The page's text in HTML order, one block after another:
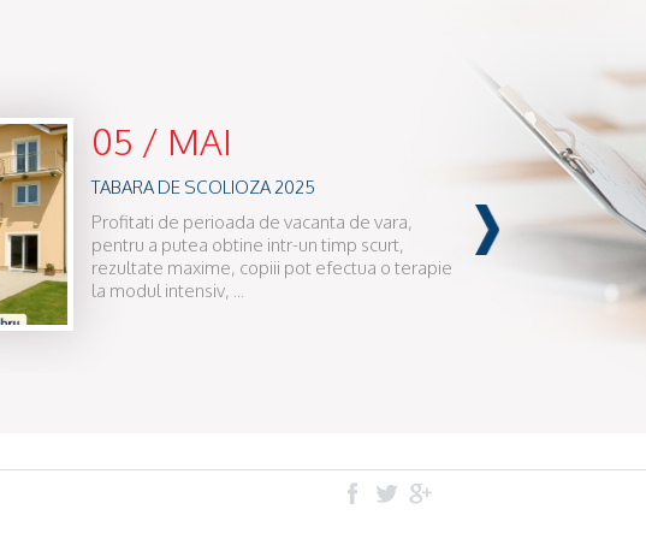
05 / MAI
TABARA DE SCOLIOZA 2025
Profitati de perioada de vacanta de vara,
pentru a putea obtine intr-un timp scurt,
rezultate maxime, copiii pot efectua o terapie
la modul intensiv, ...